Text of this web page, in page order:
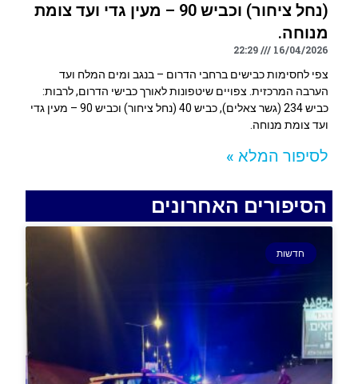
הסיפורים האחרונים
חדשות
(נחל ציחור) וכביש 90 – מעין גדי ועד צומת
מנוחה.
16/04/2026
22:29
צפי לחסימות כבישים ברחבי הדרום – בנגב ומים המלח ועד
הערבה המרכזית. צפויים שיטפונות לאורך כבישי הדרום, לרבות:
כביש 234 (גשר צאלים), כביש 40 (נחל ציחור) וכביש 90 – מעין גדי
ועד צומת מנוחה.
לסיפור המלא »